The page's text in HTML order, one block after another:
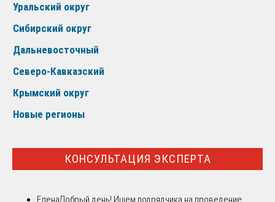
Уральский округ
Сибирский округ
Дальневосточный
Северо-Кавказский
Крымский округ
Новые регионы
КОНСУЛЬТАЦИЯ ЭКСПЕРТА
ЕленаДобрый день! Ищем подрядчика на проведение